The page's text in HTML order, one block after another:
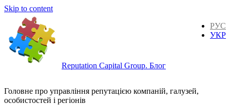
Skip to content
Reputation Capital Group. Блог
РУС
УКР
Головне про управління репутацією компаній, галузей,
особистостей і регіонів